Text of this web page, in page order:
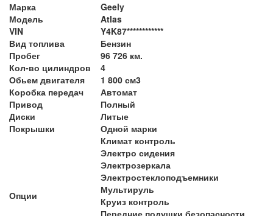
Марка
Geely
Модель
Atlas
VIN
Y4K87************
Вид топлива
Бензин
Пробег
96 726 км.
Кол-во цилиндров
4
Обьем двигателя
1 800 см3
Коробка передач
Автомат
Привод
Полный
Диски
Литые
Покрышки
Одной марки
Опции
Климат контроль
Электро сидения
Электрозеркала
Электростеклоподъемники
Мультируль
Круиз контроль
Передние подушки безопасности